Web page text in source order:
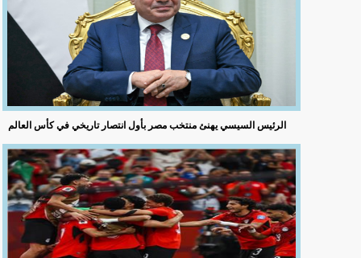
الرئيس السيسي يهنئ منتخب مصر بأول انتصار تاريخي في كأس العالم